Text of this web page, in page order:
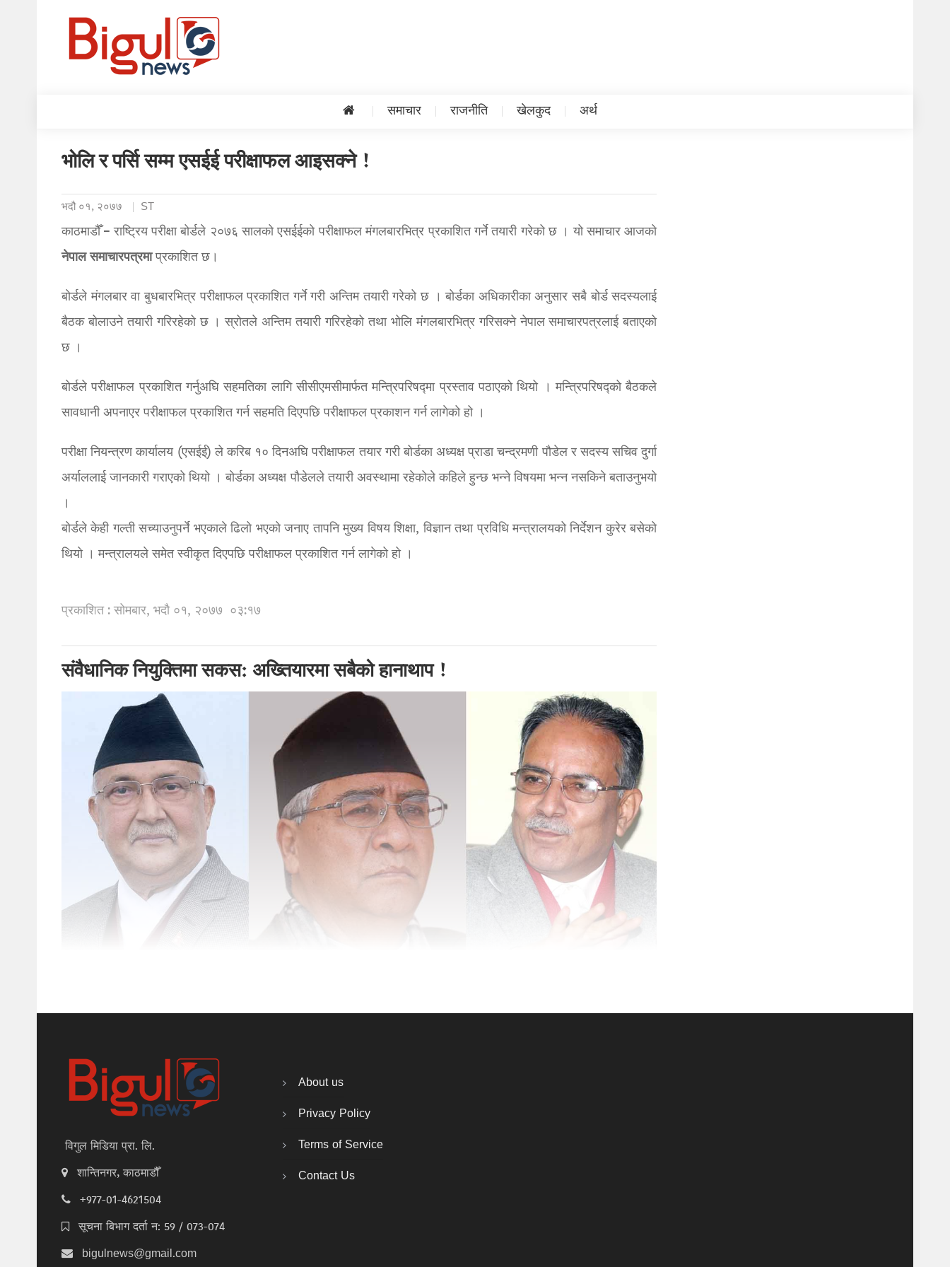
समाचार राजनीति खेलकुद अर्थ
भोलि र पर्सि सम्म एसईई परीक्षाफल आइसक्ने !
भदौ ०१, २०७७ ST
काठमाडौँ – राष्ट्रिय परीक्षा बोर्डले २०७६ सालको एसईईको परीक्षाफल मंगलबारभित्र प्रकाशित गर्ने तयारी गरेको छ । यो समाचार आजको
नेपालसमाचारपत्रमाप्रकाशित छ।
बोर्डले मंगलबार वा बुधबारभित्र परीक्षाफल प्रकाशित गर्ने गरी अन्तिम तयारी गरेको छ । बोर्डका अधिकारीका अनुसार सबै बोर्ड सदस्यलाई
बैठक बोलाउने तयारी गरिरहेको छ । स्रोतले अन्तिम तयारी गरिरहेको तथा भोलि मंगलबारभित्र गरिसक्ने नेपाल समाचारपत्रलाई बताएको
छ ।
बोर्डले परीक्षाफल प्रकाशित गर्नुअघि सहमतिका लागि सीसीएमसीमार्फत मन्त्रिपरिषद्मा प्रस्ताव पठाएको थियो । मन्त्रिपरिषद्को बैठकले
सावधानी अपनाएर परीक्षाफल प्रकाशित गर्न सहमति दिएपछि परीक्षाफल प्रकाशन गर्न लागेको हो ।
परीक्षा नियन्त्रण कार्यालय (एसईई) ले करिब १० दिनअघि परीक्षाफल तयार गरी बोर्डका अध्यक्ष प्राडा चन्द्रमणी पौडेल र सदस्य सचिव दुर्गा
अर्याललाई जानकारी गराएको थियो । बोर्डका अध्यक्ष पौडेलले तयारी अवस्थामा रहेकोले कहिले हुन्छ भन्ने विषयमा भन्न नसकिने बताउनुभयो
।
बोर्डले केही गल्ती सच्याउनुपर्ने भएकाले ढिलो भएको जनाए तापनि मुख्य विषय शिक्षा, विज्ञान तथा प्रविधि मन्त्रालयको निर्देशन कुरेर बसेको
थियो । मन्त्रालयले समेत स्वीकृत दिएपछि परीक्षाफल प्रकाशित गर्न लागेको हो ।
प्रकाशित : सोमबार, भदौ ०१, २०७७ ०३:१७
संवैधानिक नियुक्तिमा सकस: अख्तियारमा सबैको हानाथाप !
विगुल मिडिया प्रा. लि.
शान्तिनगर, काठमाडौँ
+977-01-4621504
सूचना बिभाग दर्ता न: 59 / 073-074
bigulnews@gmail.com
About us
Privacy Policy
Terms of Service
Contact Us